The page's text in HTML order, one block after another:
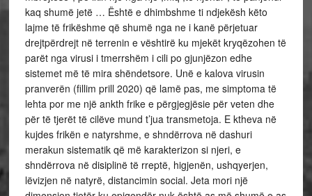
kaq shumë jetë … Është e dhimbshme ti ndjekësh këto
lajme të frikëshme që shumë nga ne i kanë përjetuar
drejtpërdrejt në terrenin e vështirë ku mjekët kryqëzohen të
parët nga virusi i tmerrshëm i cili po gjunjëzon edhe
sistemet më të mira shëndetsore. Unë e kalova virusin
pranverën (fillim prill 2020) që lamë pas, me simptoma të
lehta por me një ankth frike e përgjegjësie për veten dhe
për të tjerët të cilëve mund t’jua transmetoja. E ktheva në
kujdes frikën e natyrshme, e shndërrova në dashuri
merakun sistematik që më karakterizon si njeri, e
shndërrova në disiplinë të rreptë, higjenën, ushqyerjen,
lëvizjen në natyrë, distancimin social. Jeta mori një